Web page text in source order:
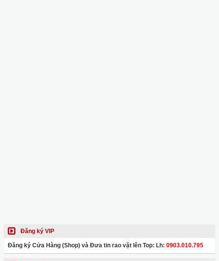
Đăng ký VIP
Đăng ký Cửa Hàng (Shop) và Đưa tin rao vặt lên Top: Lh: 0903.010.795